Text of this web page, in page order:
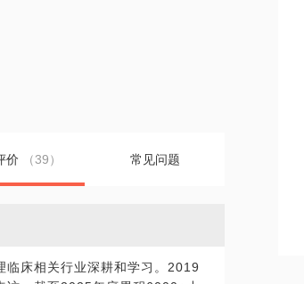
价 （39） 常见问题
临床相关行业深耕和学习。2019